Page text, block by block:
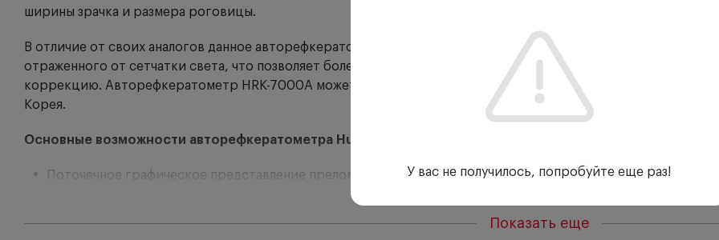
ширины зрачка и размера роговицы.
В отличие от своих аналогов данное авторефкератометр Huvitz HRK-7000A работает на принципе анализа
отраженного от сетчатки света, что позволяет более четко выявлять аберрации оптической системы и
коррекцию. Авторефкератометр HRK-7000A может быть использован в составе оптометрической
Корея.
Основные возможности авторефкератометра Huvitz HRK-7000A:
Поточечное графическое представление преломляющей силы глаза в виде пространственной карты
Режим периферической кератометрии, который эффективен при подборе контактных линз
HRK-7000A автоматически распознает состояние глаза и при необходимости включает режим «IOL»
Показать еще
У вас не получилось, попробуйте еще раз!